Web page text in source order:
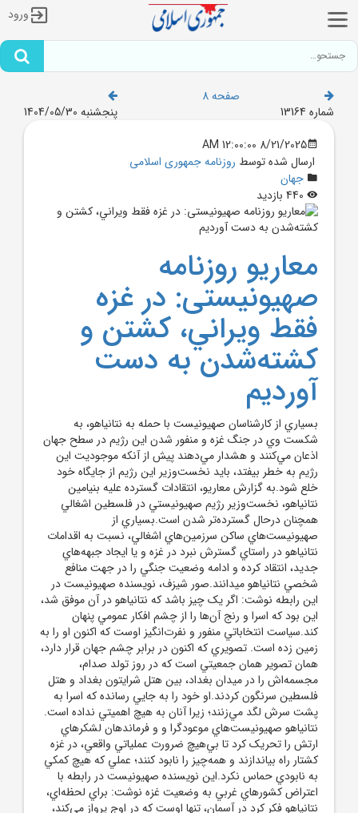
ورود
صفحه 8
شماره 13164
پنجشنبه 1404/05/30
8/21/2025 12:00:00 AM
ارسال شده توسط روزنامه جمهوری اسلامی
جهان
معاريو روزنامه
صهیونیستی: در غزه
فقط ويراني، کشتن و
کشته‌شدن به دست
آورديم
بسياري از کارشناسان صهيونيست با حمله به نتانياهو، به
شکست وي در جنگ غزه و منفور شدن اين رژيم در سطح جهان
اذعان مي‌کنند و هشدار مي‌دهند پيش از آنکه موجوديت اين
رژيم به خطر بيفتد، بايد نخست‌وزير اين رژيم از جايگاه خود
خلع شود.به گزارش معاريو، انتقادات گسترده عليه بنيامين
نتانياهو، نخست‌وزير رژيم صهيونيستي در فلسطين اشغالي
همچنان درحال گسترده‌تر شدن است.بسياري از
صهيونيست‌هاي ساکن سرزمين‌هاي اشغالي، نسبت به اقدامات
نتانياهو در راستاي گسترش نبرد در غزه و يا ايجاد جبهه‌هاي
جديد، انتقاد کرده و ادامه وضعيت جنگي را در جهت منافع
شخصي نتانياهو ميدانند.صور شيزف،‌ نويسنده صهيونيست در
اين رابطه نوشت: اگر يک چيز باشد که نتانياهو در آن موفق شد،
اين بود که اسرا و رنج آن‌ها را از چشم افکار عمومي پنهان
کند.سياست انتخاباتي منفور و نفرت‌انگيز اوست که اکنون او را به
زمين زده است. تصويري که اکنون در برابر چشم جهان قرار دارد،
همان تصوير همان جمعيتي است که در روز تولد صدام،
مجسمه‌اش را در ميدان بغداد، بين هتل شرايتون بغداد و هتل
فلسطين سرنگون کردند.او خود را به جايي رسانده که اسرا به
پشت سرش لگد مي‌زنند؛ زيرا آنان به هيچ اهميتي نداده است.
نتانياهو صهيونيست‌هاي موعودگرا و و فرماندهان لشکرهاي
ارتش را تحريک کرد تا بي‌هيچ ضرورت عملياتي واقعي، در غزه
کشتار راه بياندازند و همه‌چيز را نابود کنند؛ عملي که هيچ کمکي
به نابودي حماس نکرد.اين نويسنده صهيونيست در رابطه با
اعتراض کشورهاي غربي به وضعيت غزه نوشت: براي لحظه‌اي،
نتانياهو فکر کرد در آسمان، تنها اوست که در اوج پرواز مي‌کند،